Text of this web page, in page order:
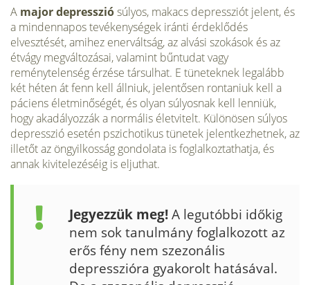
A major depressziósúlyos, makacs depressziót jelent, és
a minden­napos tevékenységek iránti érdeklődés
elvesztését, amihez enervált­ság, az alvási szokások és az
étvágy megváltozásai, valamint bűntudat vagy
reménytelenség érzése társulhat. E tüneteknek legalább
két hé­ten át fenn kell állniuk, jelentősen rontaniuk kell a
páciens életminő­ségét, és olyan súlyosnak kell lenniük,
hogy akadályozzák a normális életvitelt. Különösen súlyos
depresszió esetén pszichotikus tünetek jelentkezhetnek, az
illetőt az öngyilkosság gondolata is foglalkoztat­hatja, és
annak kivitelezéséig is eljuthat.
Jegyezzük meg!A legutóbbi időkig
nem sok tanulmány foglalkozott az
erős fény nem szezonális
depresszióra gyakorolt hatásával.